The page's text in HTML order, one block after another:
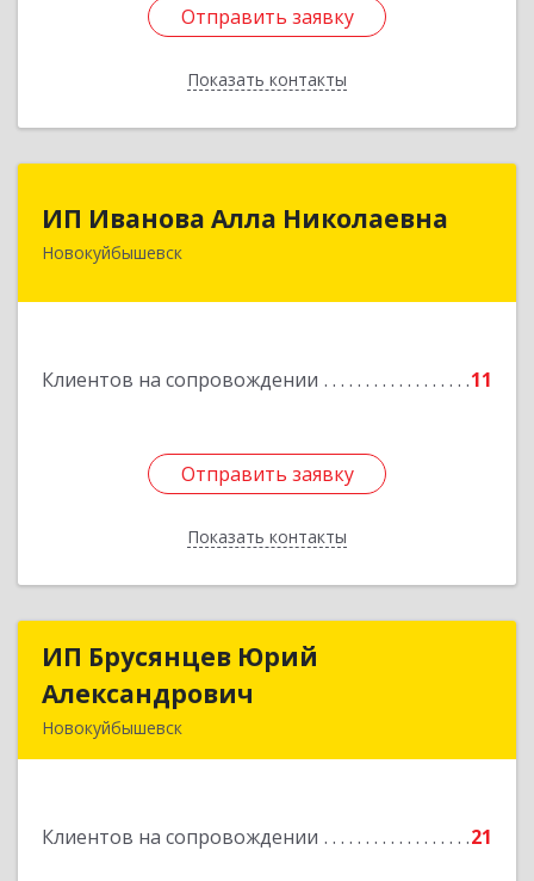
Отправить заявку
Показать контакты
Отправить заявку
Назад
ИП Иванова Алла Николаевна
Новокуйбышевск
Клиентов на сопровождении 11
Отправить заявку
Показать контакты
Отправить заявку
Назад
ИП Брусянцев Юрий
Александрович
Новокуйбышевск
Клиентов на сопровождении 21
ИП Брусянцев Юрий
Подробнее